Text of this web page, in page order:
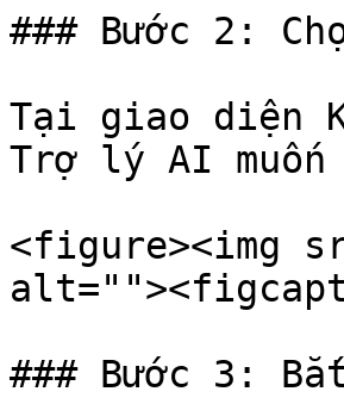
### Bước 2:
Tại giao diện
Trợ lý AI
<figure><img
### Bước 3: